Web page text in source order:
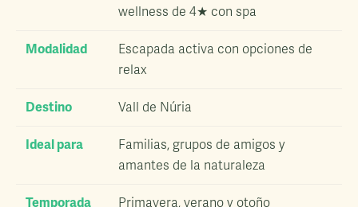
wellness de 4★ con spa
Modalidad
Escapada activa con opciones de
relax
Destino Vall de Núria
Ideal para
Familias, grupos de amigos y
amantes de la naturaleza
Temporada Primavera, verano y otoño